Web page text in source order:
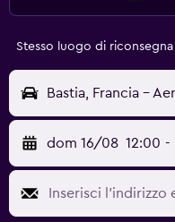
Stesso luogo di riconsegna
Bastia, Francia -
dom 16/08 12:00 -